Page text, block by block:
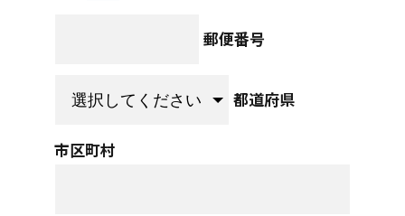
郵便番号
都道府県
市区町村